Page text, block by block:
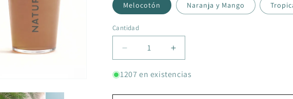
Melocotón Naranja y Mango
Cantidad
Disminuir
la
cantidad
Proteína
Aumentar
la
cantidad
Proteína
1207 en existencias